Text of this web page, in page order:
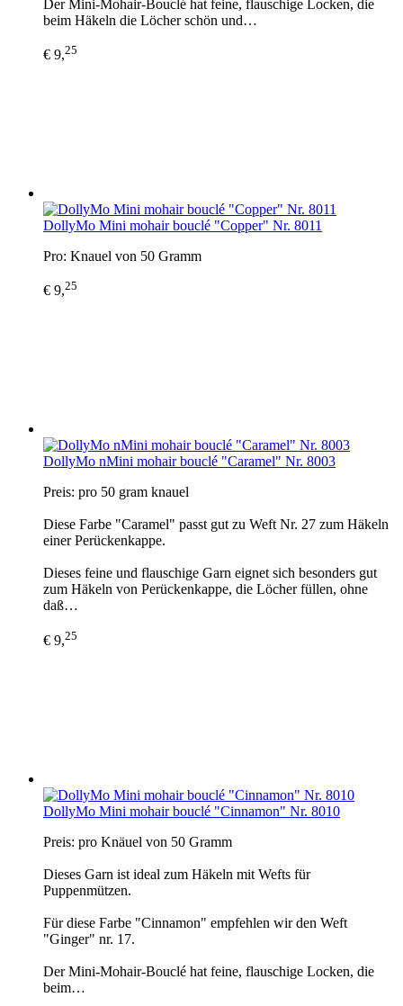
Der Mini-Mohair-Bouclé hat feine, flauschige Locken, die
beim Häkeln die Löcher schön und…
€ 9,25
DollyMo Mini mohair bouclé "Copper" Nr. 8011
Pro: Knauel von 50 Gramm
€ 9,25
DollyMo nMini mohair bouclé "Caramel" Nr. 8003
Preis: pro 50 gram knauel
Diese Farbe "Caramel" passt gut zu Weft Nr. 27 zum Häkeln
einer Perückenkappe.
Dieses feine und flauschige Garn eignet sich besonders gut
zum Häkeln von Perückenkappe, die Löcher füllen, ohne
daß…
€ 9,25
DollyMo Mini mohair bouclé "Cinnamon" Nr. 8010
Preis: pro Knäuel von 50 Gramm
Dieses Garn ist ideal zum Häkeln mit Wefts für
Puppenmützen.
Für diese Farbe "Cinnamon" empfehlen wir den Weft
"Ginger" nr. 17.
Der Mini-Mohair-Bouclé hat feine, flauschige Locken, die
beim…